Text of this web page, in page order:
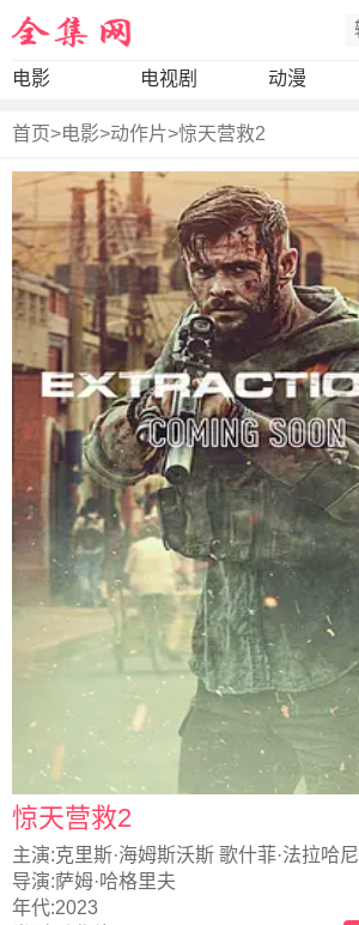
电影 电视剧 动漫
首页>电影>动作片>惊天营救2
惊天营救2
主演:克里斯·海姆斯沃斯 歌什菲·法拉哈尼
导演:萨姆·哈格里夫
年代:2023